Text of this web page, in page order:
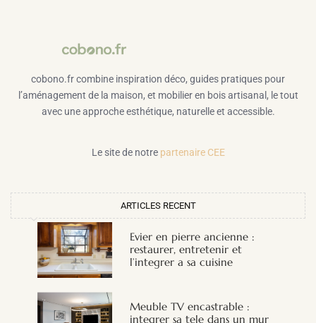
cobono.fr combine inspiration déco, guides pratiques pour
l’aménagement de la maison, et mobilier en bois artisanal, le tout
avec une approche esthétique, naturelle et accessible.
Le site de notre partenaire CEE
ARTICLES RECENT
Evier en pierre ancienne :
restaurer, entretenir et
l’integrer a sa cuisine
Meuble TV encastrable :
integrer sa tele dans un mur